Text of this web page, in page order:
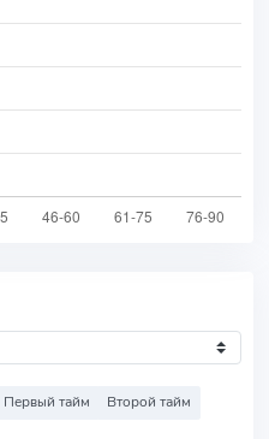
Первый тайм Второй тайм